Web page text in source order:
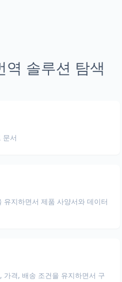
역 솔루션 탐색
문서
유지하면서 제품 사양서와 데이터
가격, 배송 조건을 유지하면서 구